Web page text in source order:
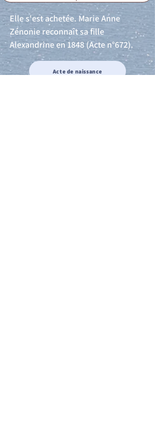
Elle s'est achetée. Marie Anne
Zénonie reconnaît sa fille
Alexandrine en 1848 (Acte n°672).
Acte de naissance